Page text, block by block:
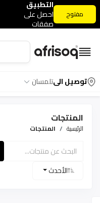
التطبيق
احصل على
صفقات
الحصرية
مفتوح
توصيل الىتلمسان
المنتجات
الرئيسية المنتجات
الأحدث